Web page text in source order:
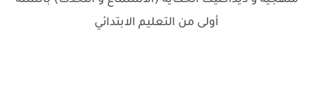
أولى من التعليم الابتدائي